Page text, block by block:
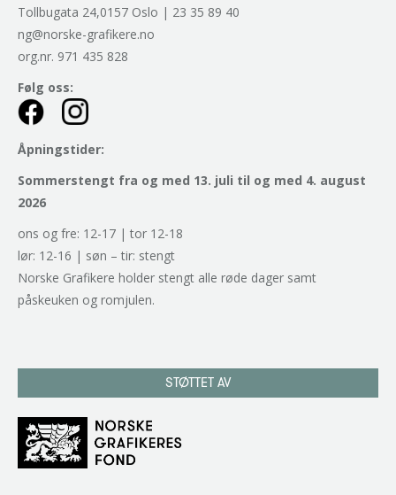
Tollbugata 24,0157 Oslo | 23 35 89 40
ng@norske-grafikere.no
org.nr. 971 435 828
Følg oss:
Åpningstider:
Sommerstengt fra og med 13. juli til og med 4. august
2026
ons og fre: 12-17 | tor 12-18
lør: 12-16 | søn – tir: stengt
Norske Grafikere holder stengt alle røde dager samt
påskeuken og romjulen.
STØTTET AV